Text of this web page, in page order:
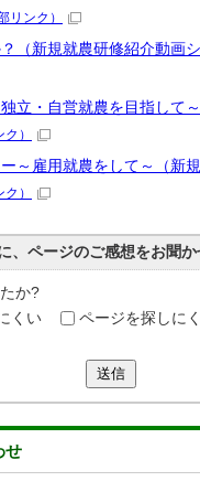
リンク）
（新規就農研修紹介動画
立・自営就農を目指して
）
～雇用就農をして～（新
）
、ページのご感想をお聞か
か?
くい ページを探しに
送信
せ